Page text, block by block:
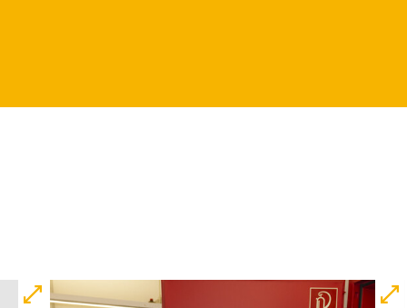
Wolf
Mit künstlerischer